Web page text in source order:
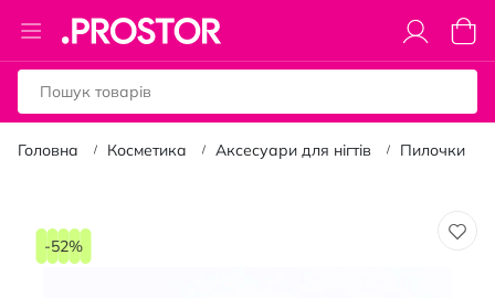
Toggle
Nav
Кошик
Головна Косметика Аксесуари для нігтів Пилочки
кінця
-52%